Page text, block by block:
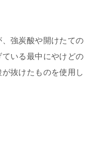
強炭酸や開けたての
いる最中にやけどの
抜けたものを使用し